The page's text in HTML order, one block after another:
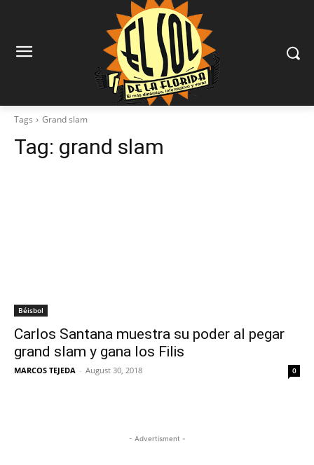
Tags Grand slam
Tag: grand slam
Béisbol
Carlos Santana muestra su poder al pegar
grand slam y gana los Filis
MARCOS TEJEDA - August 30, 2018 0
- Advertisment -